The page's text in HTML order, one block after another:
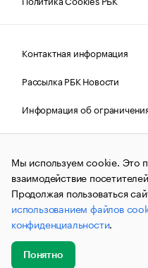
Контактная информация
Рассылка РБК Новости
Информация об
Правовая информация
© АО
и материалы
(зарегистрировано
связи, информационных
коммуникаций
№ФС77-63848)
публикации могут
не предназначенную для
до 18 лет.
Мы используем cookie. Это
взаимодействие
Продолжая пользоваться
использованием файлов
конфиденциальности.
Понятно